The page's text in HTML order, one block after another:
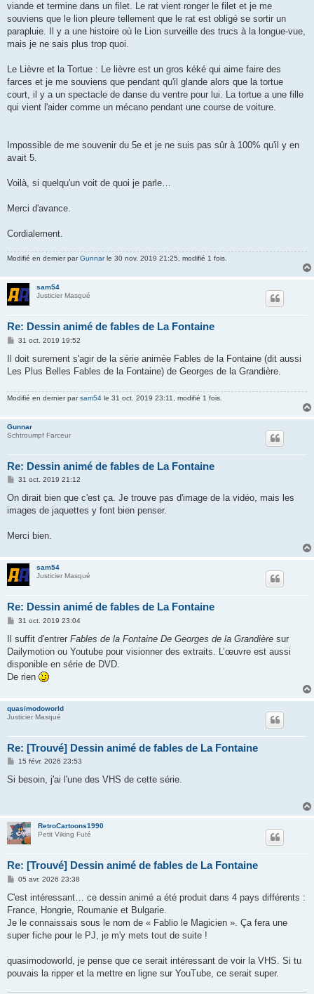
viande et termine dans un filet. Le rat vient ronger le filet et je me
souviens que le lion pleure tellement que le rat est obligé se sortir un
parapluie. Il y a une histoire où le Lion surveille des trucs à la longue-vue,
mais je ne sais plus trop quoi.
Le Lièvre et la Tortue : Le lièvre est un gros kéké qui aime faire des
farces et je me souviens que pendant qu'il glande alors que la tortue
court, il y a un spectacle de danse du ventre pour lui. La tortue a une fille
qui vient l'aider comme un mécano pendant une course de voiture.
Impossible de me souvenir du 5e et je ne suis pas sûr à 100% qu'il y en
avait 5.
Voilà, si quelqu'un voit de quoi je parle…
Merci d'avance.
Cordialement.
Modifié en dernier parGunnarle 30 nov. 2019 21:25, modifié 1 fois.
sam54
Justicier Masqué
Re: Dessin animé de fables de La Fontaine
M
s
a
e
31 oct. 2019 19:52
Il doit surement s'agir de la série animée Fables de la Fontaine (dit aussi
Les Plus Belles Fables de la Fontaine) de Georges de la Grandière.
Modifié en dernier parsam54 le 31 oct. 2019 23:11, modifié 1 fois.
Gunnar
Schtroumpf Farceur
Re: Dessin animé de fables de La Fontaine
M
s
a
31 oct. 2019 21:12
On dirait bien que c'est ça. Je trouve pas d'image de la vidéo, mais les
images de jaquettes y font bien penser.
Merci bien.
sam54
Justicier Masqué
Re: Dessin animé de fables de La Fontaine
M
s
a
g
e
31 oct. 2019 23:04
Il suffit d'entrer Fables de la Fontaine De Georges de la Grandière sur
Dailymotion ou Youtube pour visionner des extraits. L’œuvre est aussi
disponible en série de DVD.
De rien
quasimodoworld
Justicier Masqué
Re: [Trouvé] Dessin animé de fables de La Fontaine
M
s
15 févr. 2026 23:53
Si besoin, j'ai l'une des VHS de cette série.
RetroCartoons1990
Petit Viking Futé
Re: [Trouvé] Dessin animé de fables de La Fontaine
M
s
a
g
05 avr. 2026 23:38
C'est intéressant… ce dessin animé a été produit dans 4 pays différents :
France, Hongrie, Roumanie et Bulgarie.
Je le connaissais sous le nom de « Fablio le Magicien ». Ça fera une
super fiche pour le PJ, je m'y mets tout de suite !
quasimodoworld, je pense que ce serait intéressant de voir la VHS. Si tu
pouvais la ripper et la mettre en ligne sur YouTube, ce serait super.